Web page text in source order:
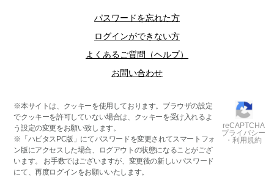
パスワードを忘れた方
ログインができない方
よくあるご質問（ヘルプ）
お問い合わせ
※本サイトは、クッキーを使用しております。ブラウザの設定
でクッキーを許可していない場合は、クッキーを受け入れるよ
う設定の変更をお願い致します。
※「ハピタスPC版」にてパスワードを変更されてスマートフォ
ン版にアクセスした場合、ログアウトの状態になることがござ
います。 お手数ではございますが、変更後の新しいパスワード
にて、再度ログインをお願いいたします。
reCAPTCHA
プライバシー
・利用規約